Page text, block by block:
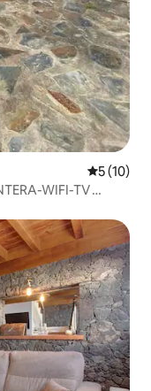
5 de
5 (10)
WIFI-TV